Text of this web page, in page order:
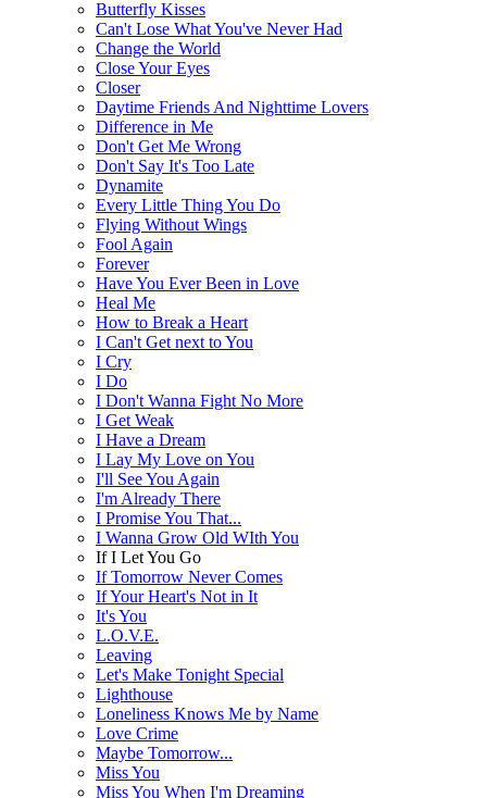
Butterfly Kisses
Can't Lose What You've Never Had
Change the World
Close Your Eyes
Closer
Daytime Friends And Nighttime Lovers
Difference in Me
Don't Get Me Wrong
Don't Say It's Too Late
Dynamite
Every Little Thing You Do
Flying Without Wings
Fool Again
Forever
Have You Ever Been in Love
Heal Me
How to Break a Heart
I Can't Get next to You
I Cry
I Do
I Don't Wanna Fight No More
I Get Weak
I Have a Dream
I Lay My Love on You
I'll See You Again
I'm Already There
I Promise You That...
I Wanna Grow Old WIth You
If I Let You Go
If Tomorrow Never Comes
If Your Heart's Not in It
It's You
L.O.V.E.
Leaving
Let's Make Tonight Special
Lighthouse
Loneliness Knows Me by Name
Love Crime
Maybe Tomorrow...
Miss You
Miss You When I'm Dreaming